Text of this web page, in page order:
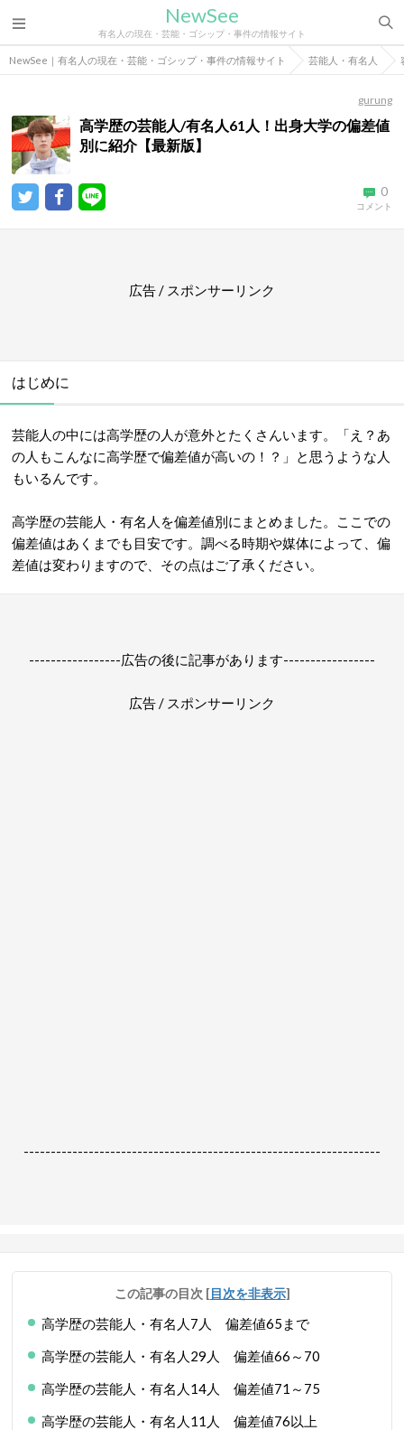
NewSee
有名人の現在・芸能・ゴシップ・事件の情報サイト
NewSee｜有名人の現在・芸能・ゴシップ・事件の情報サイト 芸能人・有名人
gurung
高学歴の芸能人/有名人61人！出身大学の偏差値
別に紹介【最新版】
0
コメント
広告 / スポンサーリンク
はじめに
芸能人の中には高学歴の人が意外とたくさんいます。「え？あ
の人もこんなに高学歴で偏差値が高いの！？」と思うような人
もいるんです。
高学歴の芸能人・有名人を偏差値別にまとめました。ここでの
偏差値はあくまでも目安です。調べる時期や媒体によって、偏
差値は変わりますので、その点はご了承ください。
-----------------広告の後に記事があります-----------------
広告 / スポンサーリンク
------------------------------------------------------------------
この記事の目次 [目次を非表示]
高学歴の芸能人・有名人7人 偏差値65まで
高学歴の芸能人・有名人29人 偏差値66～70
高学歴の芸能人・有名人14人 偏差値71～75
高学歴の芸能人・有名人11人 偏差値76以上